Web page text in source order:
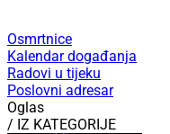
Osmrtnice
Kalendar događanja
Radovi u tijeku
Poslovni adresar
Oglas
/ IZ KATEGORIJE